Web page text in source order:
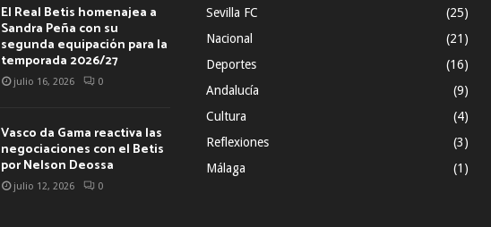
El Real Betis homenajea a
Sandra Peña con su
segunda equipación para la
temporada 2026/27
julio 16, 2026 0
Vasco da Gama reactiva las
negociaciones con el Betis
por Nelson Deossa
julio 12, 2026 0
Sevilla FC
(25)
Nacional
(21)
Deportes
(16)
Andalucía
(9)
Cultura
(4)
Reflexiones
(3)
Málaga
(1)